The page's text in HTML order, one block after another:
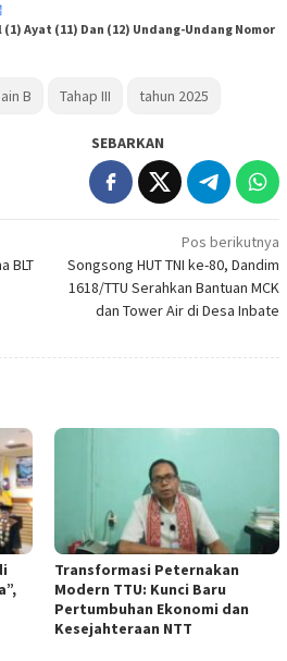
(1) Ayat (11) Dan (12) Undang-Undang Nomor
B Tahap III tahun 2025
SEBARKAN
BLT
Pos berikutnya
Songsong HUT TNI ke-80, Dandim
1618/TTU Serahkan Bantuan MCK
dan Tower Air di Desa Inbate
Transformasi Peternakan
Modern TTU: Kunci Baru
Pertumbuhan Ekonomi dan
Kesejahteraan NTT